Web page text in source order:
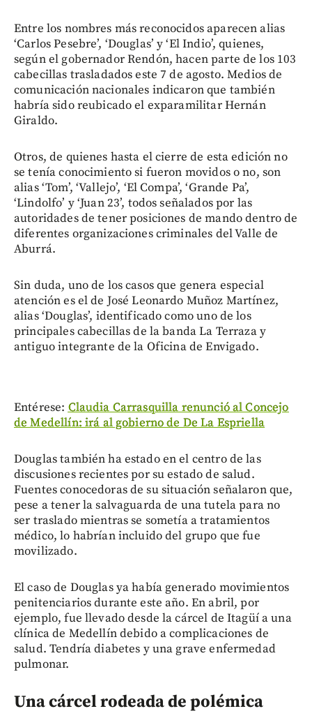
Entre los nombres más reconocidos aparecen alias
‘Carlos Pesebre’, ‘Douglas’ y ‘El Indio’, quienes,
según el gobernador Rendón, hacen parte de los 103
cabecillas trasladados este 7 de agosto. Medios de
comunicación nacionales indicaron que también
habría sido reubicado el exparamilitar Hernán
Giraldo.
Otros, de quienes hasta el cierre de esta edición no
se tenía conocimiento si fueron movidos o no, son
alias ‘Tom’, ‘Vallejo’, ‘El Compa’, ‘Grande Pa’,
‘Lindolfo’ y ‘Juan 23’, todos señalados por las
autoridades de tener posiciones de mando dentro de
diferentes organizaciones criminales del Valle de
Aburrá.
Sin duda, uno de los casos que genera especial
atención es el de José Leonardo Muñoz Martínez,
alias ‘Douglas’, identificado como uno de los
principales cabecillas de la banda La Terraza y
antiguo integrante de la Oficina de Envigado.
Entérese: Claudia Carrasquilla renunció al Concejo
de Medellín: irá al gobierno de De La Espriella
Douglas también ha estado en el centro de las
discusiones recientes por su estado de salud.
Fuentes conocedoras de su situación señalaron que,
pese a tener la salvaguarda de una tutela para no
ser traslado mientras se sometía a tratamientos
médico, lo habrían incluido del grupo que fue
movilizado.
El caso de Douglas ya había generado movimientos
penitenciarios durante este año. En abril, por
ejemplo, fue llevado desde la cárcel de Itagüí a una
clínica de Medellín debido a complicaciones de
salud. Tendría diabetes y una grave enfermedad
pulmonar.
Una cárcel rodeada de polémica